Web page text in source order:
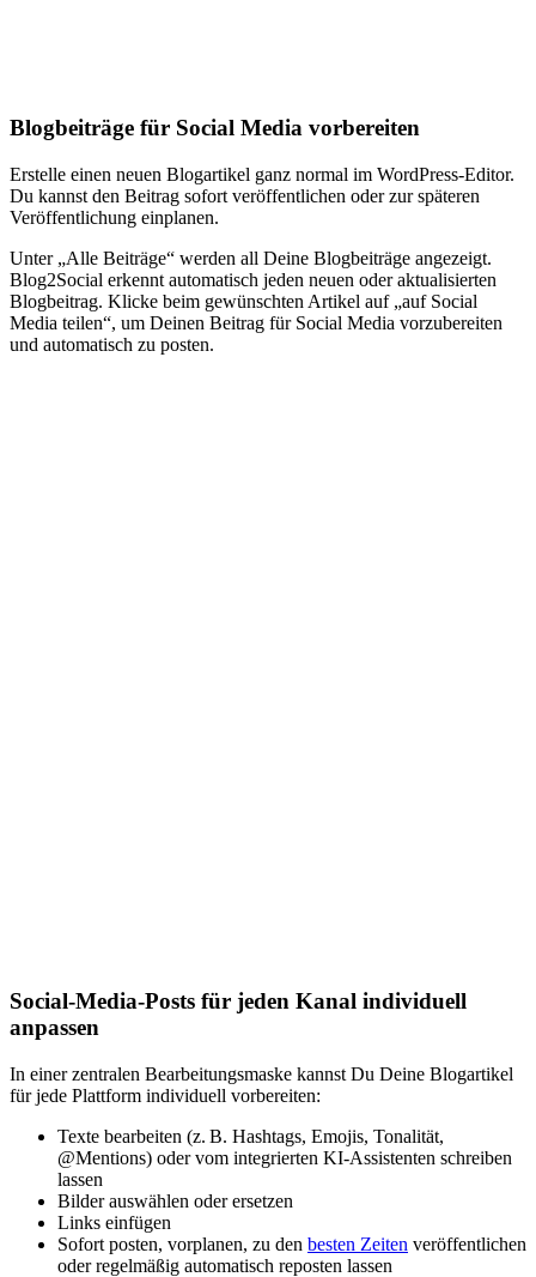
Blogbeiträge für Social Media vorbereiten
Erstelle einen neuen Blogartikel ganz normal im WordPress-Editor.
Du kannst den Beitrag sofort veröffentlichen oder zur späteren
Veröffentlichung einplanen.
Unter „Alle Beiträge“ werden all Deine Blogbeiträge angezeigt.
Blog2Social erkennt automatisch jeden neuen oder aktualisierten
Blogbeitrag. Klicke beim gewünschten Artikel auf „auf Social
Media teilen“, um Deinen Beitrag für Social Media vorzubereiten
und automatisch zu posten.
Social-Media-Posts für jeden Kanal individuell
anpassen
In einer zentralen Bearbeitungsmaske kannst Du Deine Blogartikel
für jede Plattform individuell vorbereiten:
Texte bearbeiten (z. B. Hashtags, Emojis, Tonalität,
@Mentions) oder vom integrierten KI-Assistenten schreiben
lassen
Bilder auswählen oder ersetzen
Links einfügen
Sofort posten, vorplanen, zu den besten Zeiten veröffentlichen
oder regelmäßig automatisch reposten lassen